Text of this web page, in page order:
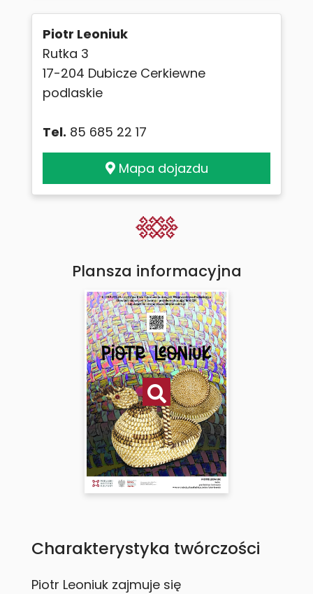
Piotr Leoniuk
Rutka 3
17-204 Dubicze Cerkiewne
podlaskie
Tel. 85 685 22 17
Mapa dojazdu
Plansza informacyjna
Charakterystyka twórczości
Piotr Leoniuk zajmuje się